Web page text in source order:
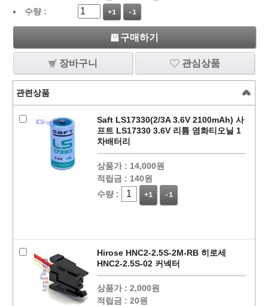
수량 :
+1 -1
구매하기
장바구니 관심상품
관련상품
Saft LS17330(2/3A 3.6V 2100mAh) 사
프트 LS17330 3.6V 리튬 염화티오닐 1
차배터리
상품가 : 14,000원
적립금 : 140원
수량 :
+1 -1
Hirose HNC2-2.5S-2M-RB 히로세
HNC2-2.5S-02 커넥터
상품가 : 2,000원
적립금 : 20원